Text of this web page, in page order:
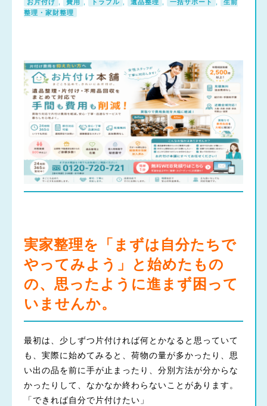
お片付け 費用 トラブル 遺品整理 一括サポート
生前
整理・家財整理
実家整理を「まずは自分たちで
やってみよう」と始めたもの
の、思ったように進まず困って
いませんか。
最初は、少しずつ片付ければ何とかなると思っていて
も、実際に始めてみると、荷物の量が多かったり、思
い出の品を前に手が止まったり、分別方法が分からな
かったりして、なかなか終わらないことがあります。
「できれば自分で片付けたい」